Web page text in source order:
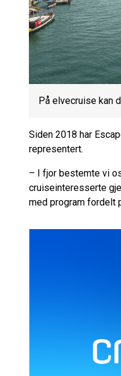
På elvecruise kan
Siden 2018 har
representert.
– I fjor bestemte vi
cruiseinteresserte
med program fordelt